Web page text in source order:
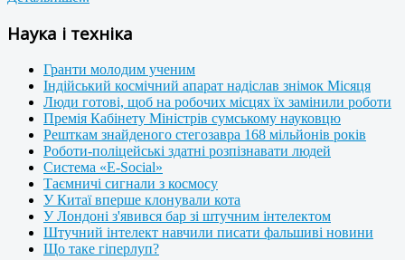
Наука і техніка
Гранти молодим ученим
Індійський космічний апарат надіслав знімок Місяця
Люди готові, щоб на робочих місцях їх замінили роботи
Премія Кабінету Міністрів сумському науковцю
Решткам знайденого стегозавра 168 мільйонів років
Роботи-поліцейські здатні розпізнавати людей
Система «E-Social»
Таємничі сигнали з космосу
У Китаї вперше клонували кота
У Лондоні з'явився бар зі штучним інтелектом
Штучний інтелект навчили писати фальшиві новини
Що таке гіперлуп?